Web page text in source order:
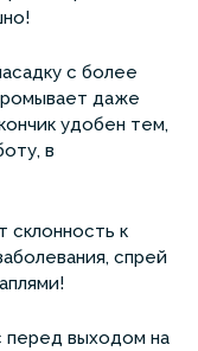
с более
даже
удобен тем,
в
склонность к
спрей
перед выходом на